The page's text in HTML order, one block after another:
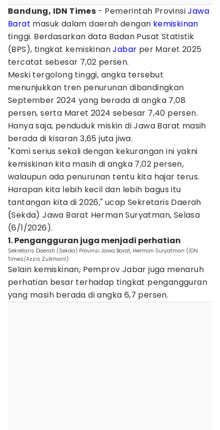
Bandung, IDN Times - Pemerintah ProvinsiJawa
Barat masuk dalam daerah dengan kemiskinan
tinggi. Berdasarkan data Badan Pusat Statistik
(BPS), tingkat kemiskinanJabar per Maret 2025
tercatat sebesar 7,02 persen.
Meski tergolong tinggi, angka tersebut
menunjukkan tren penurunan dibandingkan
September 2024 yang berada di angka 7,08
persen, serta Maret 2024 sebesar 7,40 persen.
Hanya saja, penduduk miskin di Jawa Barat masih
berada di kisaran 3,65 juta jiwa.
"Kami serius sekali dengan kekurangan ini yakni
kemiskinan kita masih di angka 7,02 persen,
walaupun ada penurunan tentu kita hajar terus.
Harapan kita lebih kecil dan lebih bagus itu
tantangan kita di 2026," ucap Sekretaris Daerah
(Sekda) Jawa Barat Herman Suryatman, Selasa
(6/1/2026).
1. Pengangguran juga menjadi perhatian
Sekretaris Daerah (Sekda) Provinsi Jawa Barat, Herman Suryatman (IDN
Times/Azzis Zulkhairil)
Selain kemiskinan, Pemprov Jabar juga menaruh
perhatian besar terhadap tingkat pengangguran
yang masih berada di angka 6,7 persen.